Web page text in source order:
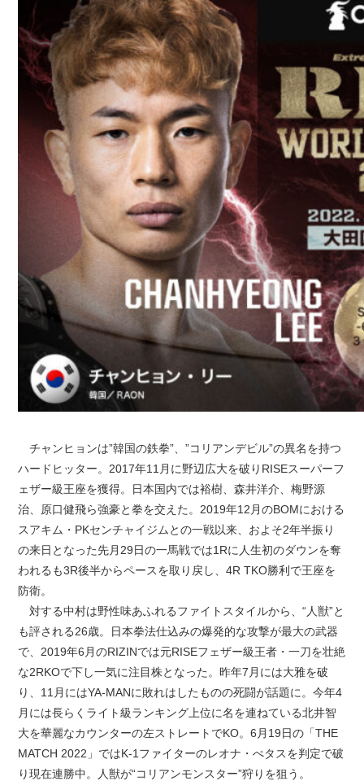
チャンヒョンは”韓国の鉄拳”、”コリアンデビル”の異名を持つ
ハードヒッター。2017年11月に野辺広大を破りRISEスーパーフ
ェザー級王座を獲得。日本国内では裕樹、森井洋介、梅野源
治、原口健飛ら強豪と拳を交えた。2019年12月のBOMにおける
スアキム・PKセンチャイジムとの一戦以来、およそ2年半振り
の来日となった先月29日の一馬戦では1Rに人生初のダウンを奪
われるも3R後半からペースを取り戻し、4R TKO勝利で王座を
防衛。
対する中村は野性味あふれるファイトスタイルから、“人獣”と
も評される26歳。日本拳法仕込みの爆発的な攻撃が最大の武器
で、2019年6月のRIZINでは元RISEフェザー級王者・一刀を壮絶
な2RKOで下し一気に注目株となった。昨年7月には大雅を破
り、11月にはYA-MANに敗れはしたものの死闘が話題に。今年4
月には長らくライト級ランキング上位に名を連ねている北井智
大を華麗なカウンターの左ストレートでKO。6月19日の「THE
MATCH 2022」ではK-1ファイターのレオナ・ぺタスを判定で破
り現在連勝中。人獣が“コリアンモンスター”狩りを狙う。